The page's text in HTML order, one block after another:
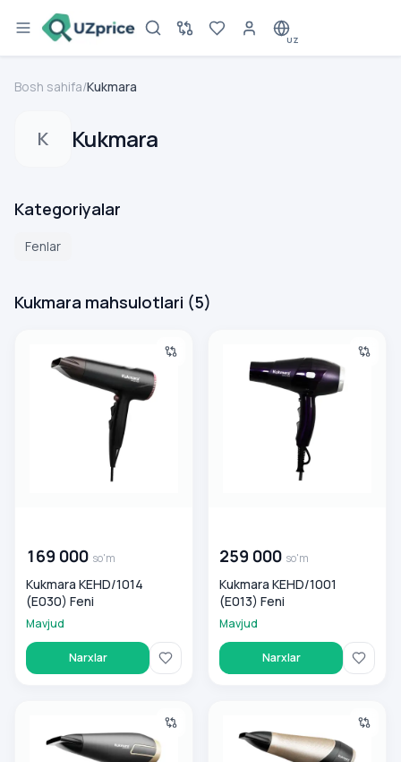
UZ
Bosh sahifa/Kukmara
K Kukmara
Kategoriyalar
Fenlar
Kukmara mahsulotlari (5)
169 000 so'm
Kukmara KEHD/1014
(E030) Feni
Mavjud
Narxlar
259 000 so'm
Kukmara KEHD/1001
(E013) Feni
Mavjud
Narxlar